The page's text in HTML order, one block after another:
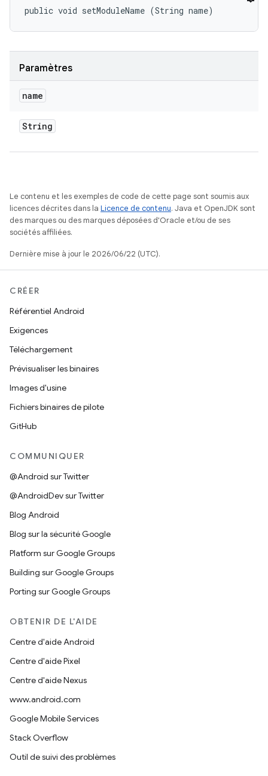
public void setModuleName (String name)
Paramètres
name
String
Le contenu et les exemples de code de cette page sont soumis aux
licences décrites dans la Licence de contenu. Java et OpenJDK sont
des marques ou des marques déposées d'Oracle et/ou de ses
sociétés affiliées.
Dernière mise à jour le 2026/06/22 (UTC).
CRÉER
Référentiel Android
Exigences
Téléchargement
Prévisualiser les binaires
Images d'usine
Fichiers binaires de pilote
GitHub
COMMUNIQUER
@Android sur Twitter
@AndroidDev sur Twitter
Blog Android
Blog sur la sécurité Google
Platform sur Google Groups
Building sur Google Groups
Porting sur Google Groups
OBTENIR DE L'AIDE
Centre d'aide Android
Centre d'aide Pixel
Centre d'aide Nexus
www.android.com
Google Mobile Services
Stack Overflow
Outil de suivi des problèmes